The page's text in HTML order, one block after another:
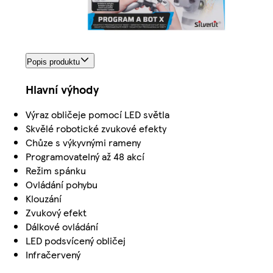
Popis produktu
Hlavní výhody
Výraz obličeje pomocí LED světla
Skvělé robotické zvukové efekty
Chůze s výkyvnými rameny
Programovatelný až 48 akcí
Režim spánku
Ovládání pohybu
Klouzání
Zvukový efekt
Dálkové ovládání
LED podsvícený obličej
Infračervený